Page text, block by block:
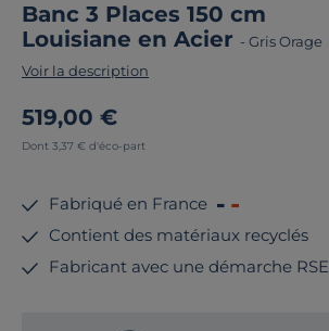
Banc 3 Places 150 cm
Louisiane en Acier - Gris Orage
Voir la description
519,00 €
Dont 3,37 € d'éco-part
Fabriqué en France
Contient des matériaux recyclés
Fabricant avec une démarche RSE